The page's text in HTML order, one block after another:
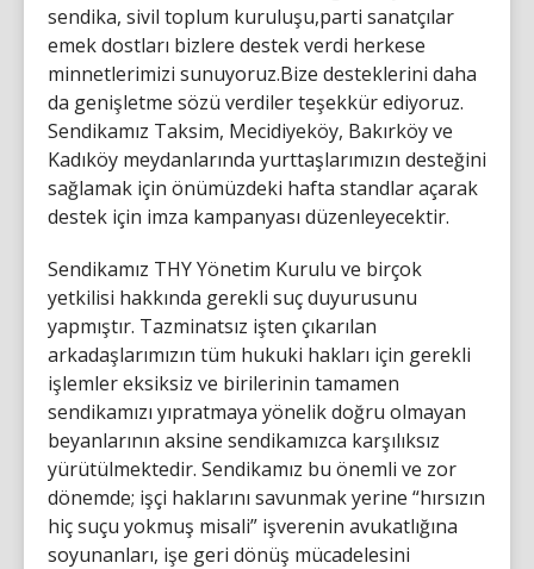
sendika, sivil toplum kuruluşu,parti sanatçılar
emek dostları bizlere destek verdi herkese
minnetlerimizi sunuyoruz.Bize desteklerini daha
da genişletme sözü verdiler teşekkür ediyoruz.
Sendikamız Taksim, Mecidiyeköy, Bakırköy ve
Kadıköy meydanlarında yurttaşlarımızın desteğini
sağlamak için önümüzdeki hafta standlar açarak
destek için imza kampanyası düzenleyecektir.
Sendikamız THY Yönetim Kurulu ve birçok
yetkilisi hakkında gerekli suç duyurusunu
yapmıştır. Tazminatsız işten çıkarılan
arkadaşlarımızın tüm hukuki hakları için gerekli
işlemler eksiksiz ve birilerinin tamamen
sendikamızı yıpratmaya yönelik doğru olmayan
beyanlarının aksine sendikamızca karşılıksız
yürütülmektedir. Sendikamız bu önemli ve zor
dönemde; işçi haklarını savunmak yerine “hırsızın
hiç suçu yokmuş misali” işverenin avukatlığına
soyunanları, işe geri dönüş mücadelesini